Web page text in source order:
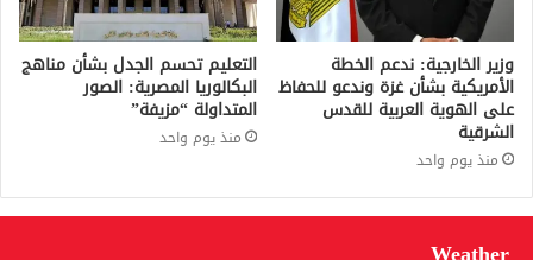
وزير الخارجية: ندعم الخطة
الأمريكية بشأن غزة وندعو للحفاظ
على الهوية العربية للقدس
الشرقية
منذ يوم واحد
التعليم تحسم الجدل بشأن مناهج
البكالوريا المصرية: الصور
المتداولة “مزيفة”
منذ يوم واحد